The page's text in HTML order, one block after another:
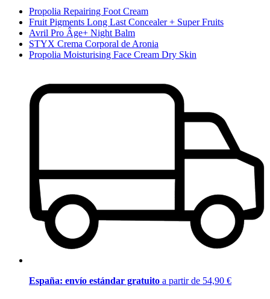
Propolia Repairing Foot Cream
Fruit Pigments Long Last Concealer + Super Fruits
Avril Pro Âge+ Night Balm
STYX Crema Corporal de Aronia
Propolia Moisturising Face Cream Dry Skin
España: envío estándar gratuito a partir de 54,90 €